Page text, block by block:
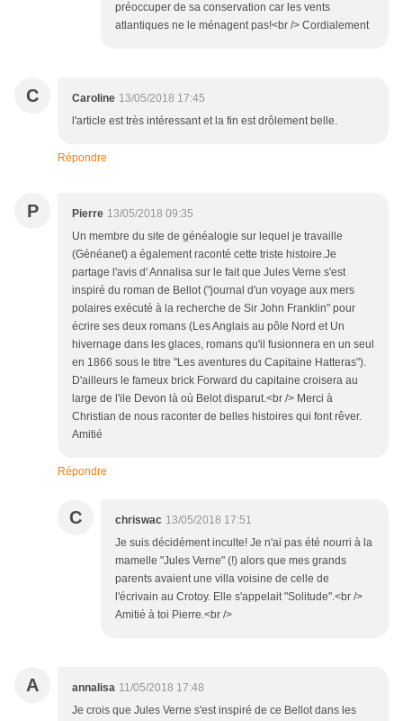
préoccuper de sa conservation car les vents
atlantiques ne le ménagent pas!<br /> Cordialement
C Caroline 13/05/2018 17:45
l'article est très intéressant et la fin est drôlement belle.
Répondre
P Pierre 13/05/2018 09:35
Un membre du site de généalogie sur lequel je travaille
(Généanet) a également raconté cette triste histoire.Je
partage l'avis d' Annalisa sur le fait que Jules Verne s'est
inspiré du roman de Bellot ("journal d'un voyage aux mers
polaires exécuté à la recherche de Sir John Franklin" pour
écrire ses deux romans (Les Anglais au pôle Nord et Un
hivernage dans les glaces, romans qu'il fusionnera en un seul
en 1866 sous le titre "Les aventures du Capitaine Hatteras").
D'ailleurs le fameux brick Forward du capitaine croisera au
large de l'ile Devon là où Belot disparut.<br /> Merci à
Christian de nous raconter de belles histoires qui font rêver.
Amitié
Répondre
C chriswac 13/05/2018 17:51
Je suis décidément inculte! Je n'ai pas été nourri à la
mamelle "Jules Verne" (!) alors que mes grands
parents avaient une villa voisine de celle de
l'écrivain au Crotoy. Elle s'appelait "Solitude".<br />
Amitié à toi Pierre.<br />
A annalisa 11/05/2018 17:48
Je crois que Jules Verne s'est inspiré de ce Bellot dans les